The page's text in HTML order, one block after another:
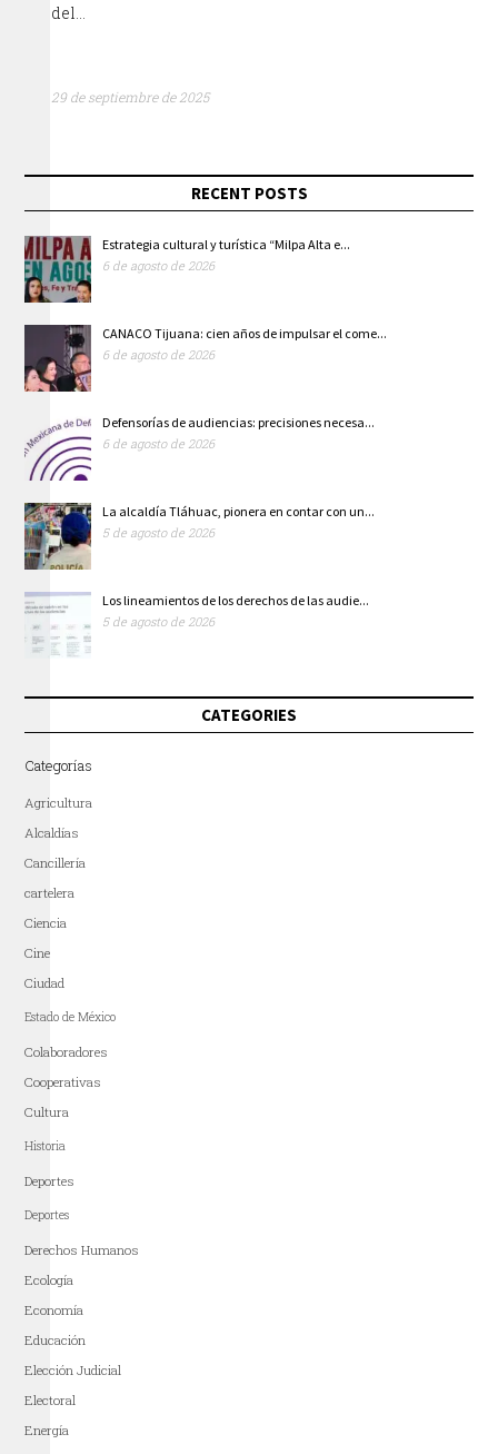
del…
29 de septiembre de 2025
RECENT POSTS
Estrategia cultural y turística “Milpa Alta e...
6 de agosto de 2026
CANACO Tijuana: cien años de impulsar el come...
6 de agosto de 2026
Defensorías de audiencias: precisiones necesa...
6 de agosto de 2026
La alcaldía Tláhuac, pionera en contar con un...
5 de agosto de 2026
Los lineamientos de los derechos de las audie...
5 de agosto de 2026
CATEGORIES
Categorías
Agricultura
Alcaldías
Cancillería
cartelera
Ciencia
Cine
Ciudad
Estado de México
Colaboradores
Cooperativas
Cultura
Historia
Deportes
Deportes
Derechos Humanos
Ecología
Economía
Educación
Elección Judicial
Electoral
Energía